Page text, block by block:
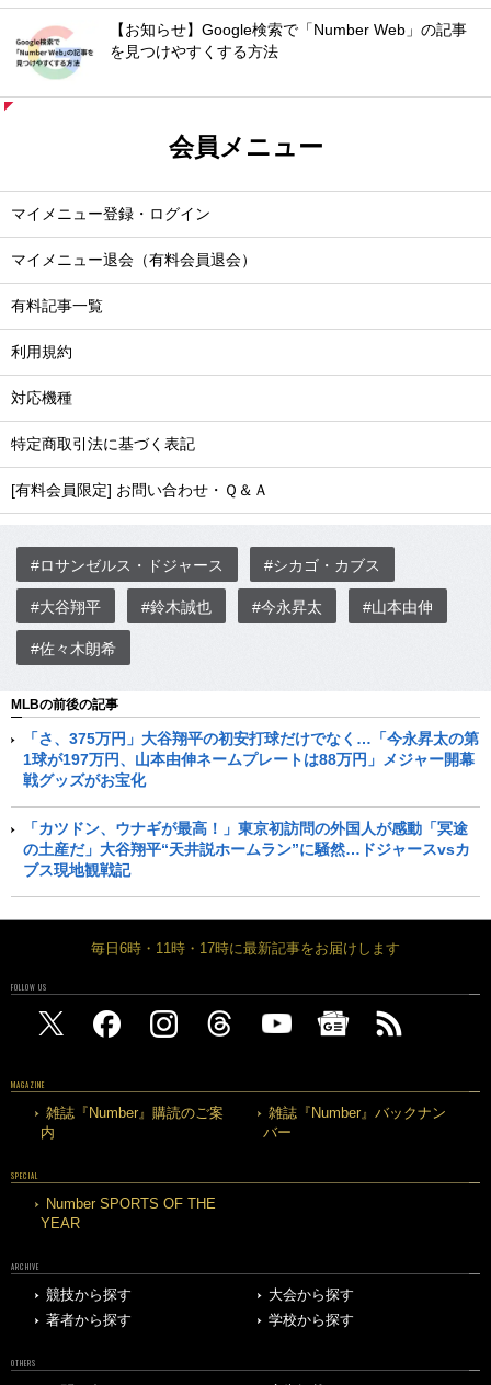
【お知らせ】Google検索で「Number Web」の記事
を見つけやすくする方法
会員メニュー
マイメニュー登録・ログイン
マイメニュー退会（有料会員退会）
有料記事一覧
利用規約
対応機種
特定商取引法に基づく表記
[有料会員限定] お問い合わせ・Ｑ＆Ａ
#ロサンゼルス・ドジャース #シカゴ・カブス
#大谷翔平 #鈴木誠也 #今永昇太 #山本由伸
#佐々木朗希
MLBの前後の記事
「さ、375万円」大谷翔平の初安打球だけでなく…「今永昇太の第
1球が197万円、山本由伸ネームプレートは88万円」メジャー開幕
戦グッズがお宝化
「カツドン、ウナギが最高！」東京初訪問の外国人が感動「冥途
の土産だ」大谷翔平“天井説ホームラン”に騒然…ドジャースvsカ
ブス現地観戦記
毎日6時・11時・17時に最新記事をお届けします
FOLLOW US
MAGAZINE
雑誌『Number』購読のご案
内
雑誌『Number』バックナン
バー
SPECIAL
Number SPORTS OF THE
YEAR
ARCHIVE
競技から探す
大会から探す
著者から探す
学校から探す
OTHERS